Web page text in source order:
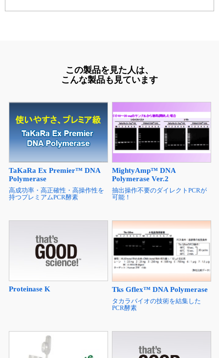
この製品を見た人は、
こんな製品も見ています
TaKaRa Ex Premier™ DNA
Polymerase
高成功率・高正確性・高操作性を
持つプレミアムPCR酵素
MightyAmp™ DNA
Polymerase Ver.2
抽出操作不要のダイレクトPCRが
可能！
Proteinase K Tks Gflex™ DNA Polymerase
タカラバイオの技術を結集した
PCR酵素